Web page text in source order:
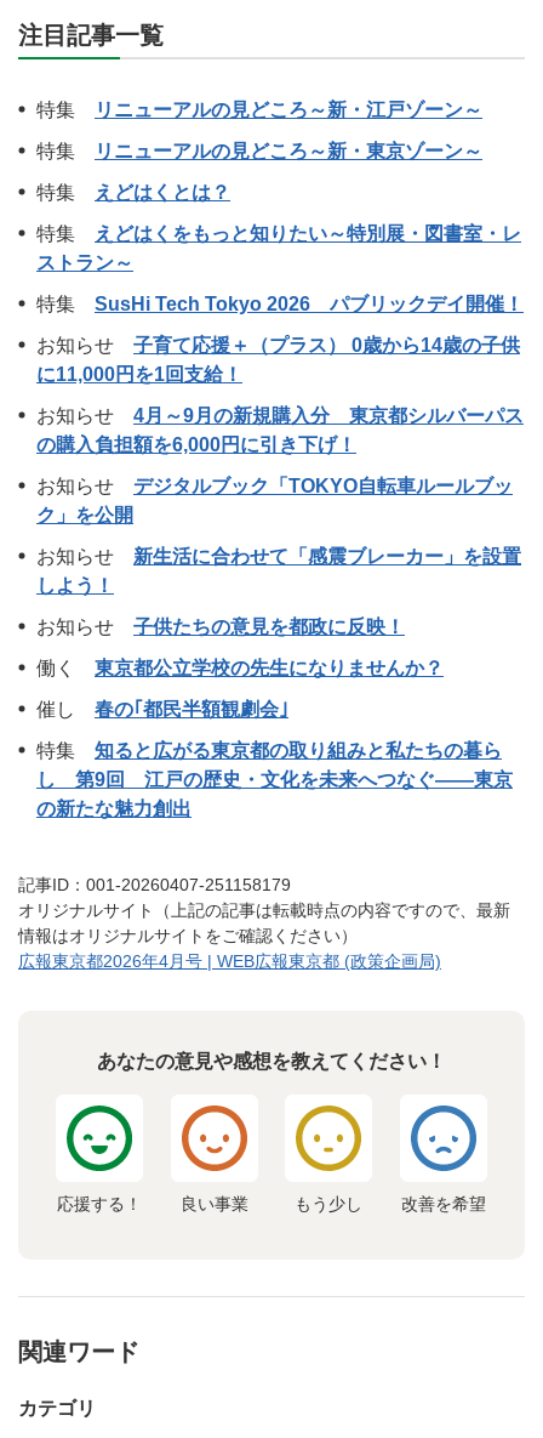
注目記事一覧
特集
リニューアルの見どころ～新・江戸ゾーン～
特集
リニューアルの見どころ～新・東京ゾーン～
特集
えどはくとは？
特集
えどはくをもっと知りたい～特別展・図書室・レ
ストラン～
特集 SusHi Tech Tokyo 2026 パブリックデイ開催！
お知らせ 子育て応援＋（プラス） 0歳から14歳の子供
に11,000円を1回支給！
お知らせ 4月～9月の新規購入分 東京都シルバーパス
の購入負担額を6,000円に引き下げ！
お知らせ デジタルブック「TOKYO自転車ルールブッ
ク」を公開
お知らせ 新生活に合わせて「感震ブレーカー」を設置
しよう！
お知らせ 子供たちの意見を都政に反映！
働く 東京都公立学校の先生になりませんか？
催し 春の｢都民半額観劇会｣
特集 知ると広がる東京都の取り組みと私たちの暮ら
し 第9回 江戸の歴史・文化を未来へつなぐ――東京
の新たな魅力創出
記事ID：001-20260407-251158179
オリジナルサイト（上記の記事は転載時点の内容ですので、最新
情報はオリジナルサイトをご確認ください）
広報東京都2026年4月号 | WEB広報東京都 (政策企画局)
あなたの意見や感想を教えてください！
応援する！ 良い事業 もう少し 改善を希望
関連ワード
カテゴリ